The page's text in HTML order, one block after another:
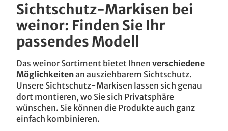
Sichtschutz-Markisen bei
weinor: Finden Sie Ihr
passendes Modell
Das weinor Sortiment bietet Ihnen verschiedene
Möglichkeitenan ausziehbarem Sichtschutz.
Unsere Sichtschutz-Markisen lassen sich genau
dort montieren, wo Sie sich Privatsphäre
wünschen. Sie können die Produkte auch ganz
einfach kombinieren.